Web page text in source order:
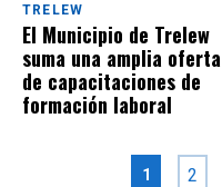
TRELEW
El Municipio de Trelew
suma una amplia oferta
de capacitaciones de
formación laboral
1 2